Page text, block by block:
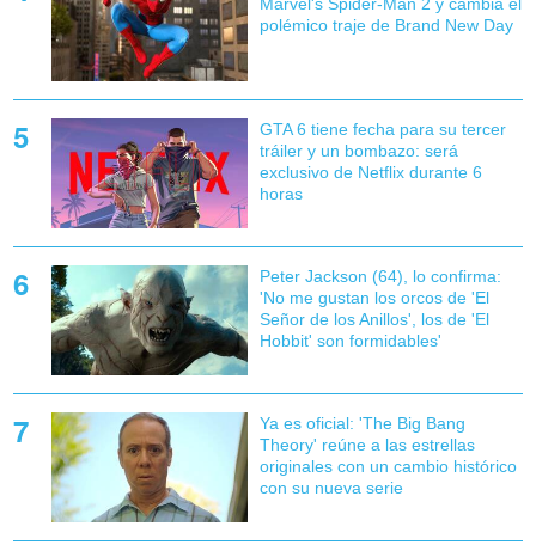
polémico traje de Brand New Day
GTA 6 tiene fecha para su tercer
tráiler y un bombazo: será
exclusivo de Netflix durante 6
horas
Peter Jackson (64), lo confirma:
'No me gustan los orcos de 'El
Señor de los Anillos', los de 'El
Hobbit' son formidables'
Ya es oficial: 'The Big Bang
Theory' reúne a las estrellas
originales con un cambio histórico
con su nueva serie